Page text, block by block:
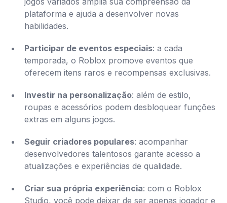
plataforma e ajuda a desenvolver novas
habilidades.
Participar de eventos especiais: a cada
temporada, o Roblox promove eventos que
oferecem itens raros e recompensas exclusivas.
Investir na personalização: além de estilo,
roupas e acessórios podem desbloquear funções
extras em alguns jogos.
Seguir criadores populares: acompanhar
desenvolvedores talentosos garante acesso a
atualizações e experiências de qualidade.
Criar sua própria experiência: com o Roblox
Studio, você pode deixar de ser apenas jogador e